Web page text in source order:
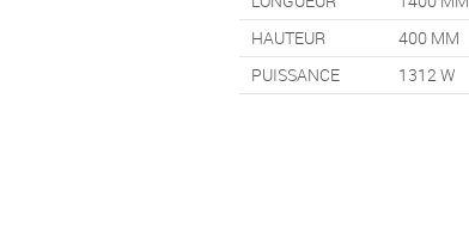
HAUTEUR
400 MM
PUISSANCE
1312 W